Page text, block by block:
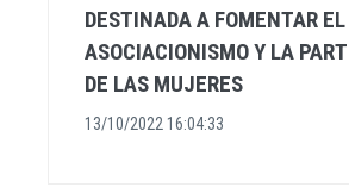
DESTINADA A FOMENTAR EL
ASOCIACIONISMO Y LA
DE LAS MUJERES
13/10/2022 16:04:33